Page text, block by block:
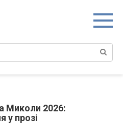
Миколи 2026:
у прозі